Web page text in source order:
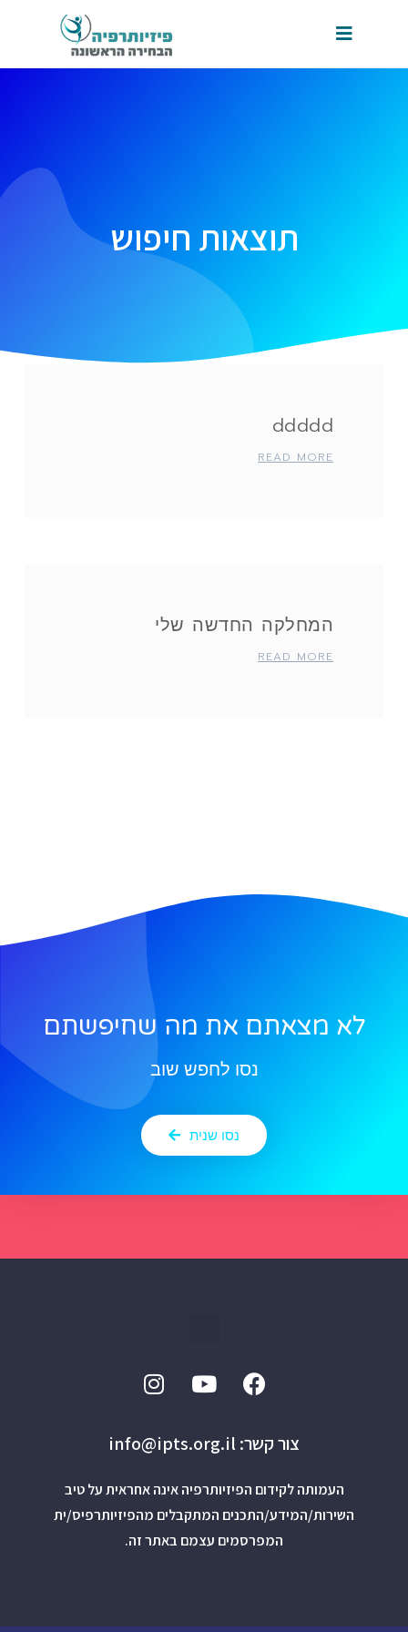
תוצאות חיפוש
ddddd
READ MORE
המחלקה החדשה שלי
READ MORE
לא מצאתם את מה שחיפשתם
נסו לחפש שוב
נסו שנית
צור קשר: info@ipts.org.il
העמותה לקידום הפיזיותרפיה אינה אחראית על טיב
השירות/המידע/התכנים המתקבלים מהפיזיותרפיס/ית
המפרסמים עצמם באתר זה.